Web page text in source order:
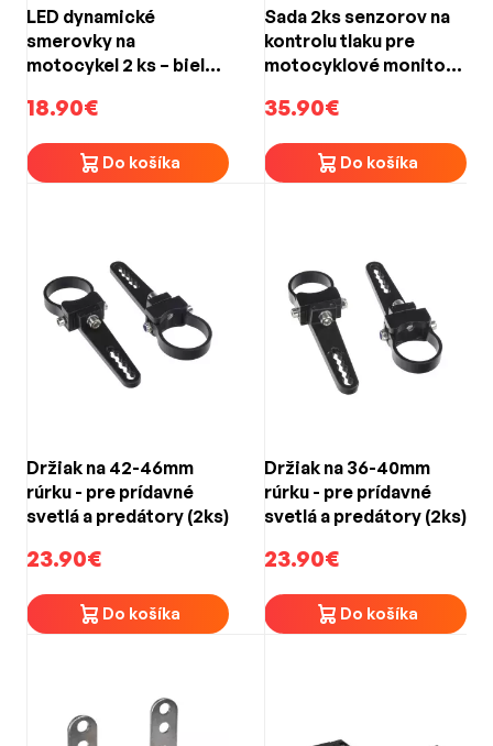
LED dynamické
smerovky na
motocykel 2 ks – biela /
IP65, 12 V, 13 cm
18.90€
Do košíka
Sada 2ks senzorov na
kontrolu tlaku pre
motocyklové monitory
601caM
35.90€
Do košíka
Držiak na 42-46mm
rúrku - pre prídavné
svetlá a predátory (2ks)
23.90€
Do košíka
Držiak na 36-40mm
rúrku - pre prídavné
svetlá a predátory (2ks)
23.90€
Do košíka